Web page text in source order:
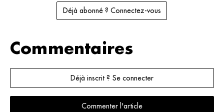
Déjà abonné ? Connectez-vous
Commentaires
Déjà inscrit ? Se connecter
Commenter l'article